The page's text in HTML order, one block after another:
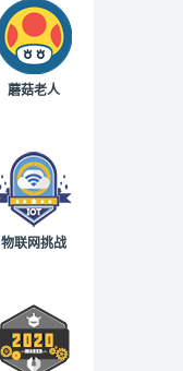
蘑菇老人
物联网挑战